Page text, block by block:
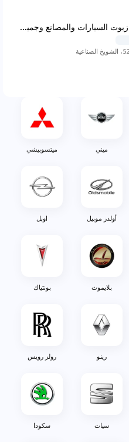
ميني ميتسوبيشي
أولدز موبيل اوبل
بلايموث بونتياك
رينو رولز رويس
سيات سكودا
مركز الفا الامل لبيع زيوت السيارات والمصانع وجميع مشتقات النفط الصناعيه